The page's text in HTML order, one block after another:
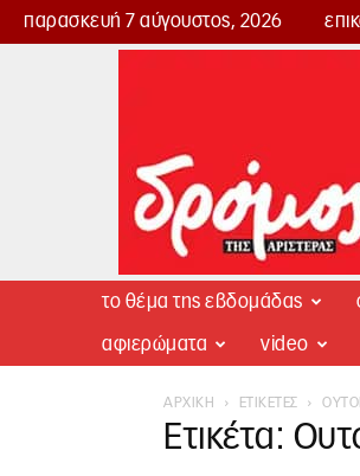
παρασκευή 7 αύγουστος, 2026
Δρόμος
το θέμα της εβδομάδας
αφιερώματα video
ΑΡΧΙΚΉ ΕΤΙΚΈΤΕΣ
Ετικέτα: